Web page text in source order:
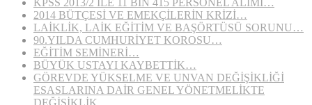
KPSS 2013/2 İLE 11 BİN 415 PERSONEL ALIMI…
2014 BÜTÇESİ VE EMEKÇİLERİN KRİZİ…
LAİKLİK, LAİK EĞİTİM VE BAŞÖRTÜSÜ SORUNU…
90.YILDA CUMHURİYET KOROSU…
EĞİTİM SEMİNERİ…
BÜYÜK USTAYI KAYBETTİK…
GÖREVDE YÜKSELME VE UNVAN DEĞİŞİKLİĞİ
ESASLARINA DAİR GENEL YÖNETMELİKTE
DEĞİŞİKLİK…